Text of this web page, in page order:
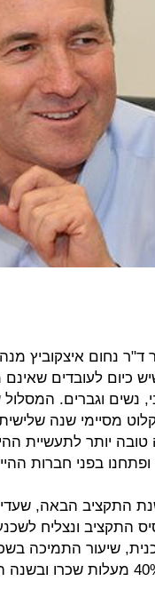
נחום איצקוביץ
כיום לעובדים
נשים וגברים.
מסיימי שנה
יותר לתעשיית
ופתחנו בפני חברות
התקציב הבאה,
התקציב ונצליח
לפי התוכנית, שיעור